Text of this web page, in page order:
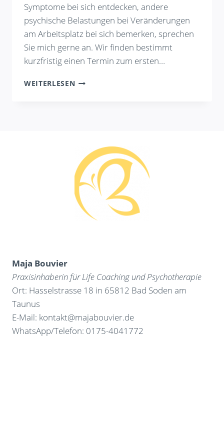
Symptome bei sich entdecken, andere
psychische Belastungen bei Veränderungen
am Arbeitsplatz bei sich bemerken, sprechen
Sie mich gerne an. Wir finden bestimmt
kurzfristig einen Termin zum ersten…
WEITERLESENEINBLICK
Maja Bouvier
Praxisinhaberin für Life Coaching und Psychotherapie
Ort: Hasselstrasse 18 in 65812 Bad Soden am
Taunus
E-Mail: kontakt@majabouvier.de
WhatsApp/Telefon: 0175-4041772